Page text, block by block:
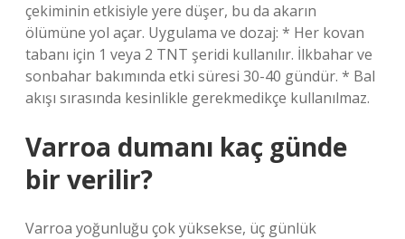
çekiminin etkisiyle yere düşer, bu da akarın
ölümüne yol açar. Uygulama ve dozaj: * Her kovan
tabanı için 1 veya 2 TNT şeridi kullanılır. İlkbahar ve
sonbahar bakımında etki süresi 30-40 gündür. * Bal
akışı sırasında kesinlikle gerekmedikçe kullanılmaz.
Varroa dumanı kaç günde
bir verilir?
Varroa yoğunluğu çok yüksekse, üç günlük